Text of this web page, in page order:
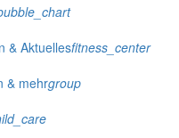
& Aktuellesfitness_center
& mehrgroup